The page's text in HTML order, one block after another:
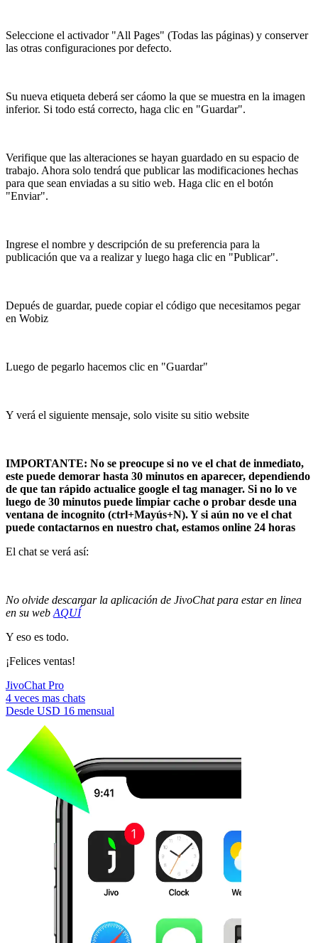
Seleccione el activador "All Pages" (Todas las páginas) y conserver
las otras configuraciones por defecto.
Su nueva etiqueta deberá ser cáomo la que se muestra en la imagen
inferior. Si todo está correcto, haga clic en "Guardar".
Verifique que las alteraciones se hayan guardado en su espacio de
trabajo. Ahora solo tendrá que publicar las modificaciones hechas
para que sean enviadas a su sitio web. Haga clic en el botón
"Enviar".
Ingrese el nombre y descripción de su preferencia para la
publicación que va a realizar y luego haga clic en "Publicar".
Depués de guardar, puede copiar el código que necesitamos pegar
en Wobiz
Luego de pegarlo hacemos clic en "Guardar"
Y verá el siguiente mensaje, solo visite su sitio website
IMPORTANTE: No se preocupe si no ve el chat de inmediato,
este puede demorar hasta 30 minutos en aparecer, dependiendo
de que tan rápido actualice google el tag manager. Si no lo ve
luego de 30 minutos puede limpiar cache o probar desde una
ventana de incognito (ctrl+Mayús+N). Y si aún no ve el chat
puede contactarnos en nuestro chat, estamos online 24 horas
El chat se verá así:
No olvide descargar la aplicación de JivoChat para estar en linea
en su web AQUÍ
Y eso es todo.
¡Felices ventas!
JivoChat Pro
4 veces mas chats
Desde USD 16 mensual